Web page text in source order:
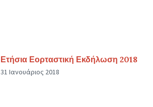
Ετήσια Εορταστική Εκδήλωση 2018
31 Ιανουάριος 2018